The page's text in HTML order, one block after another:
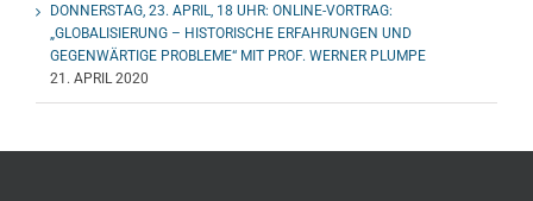
DONNERSTAG, 23. APRIL, 18 UHR: ONLINE-VORTRAG:
„GLOBALISIERUNG – HISTORISCHE ERFAHRUNGEN UND
GEGENWÄRTIGE PROBLEME“ MIT PROF. WERNER PLUMPE
21. APRIL 2020